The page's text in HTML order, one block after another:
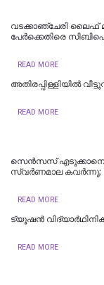
വടക്കാഞ്ചേരി ലൈഫ്
പേര്‍ക്കെതിരെ
READ MORE
അതിരപ്പിള്ളിയിൽ
READ MORE
സെന്‍സസ്
സ്വർണമാല കവര്‍ന്നു;
READ MORE
ട്യൂ​ഷ​ൻ
READ MORE